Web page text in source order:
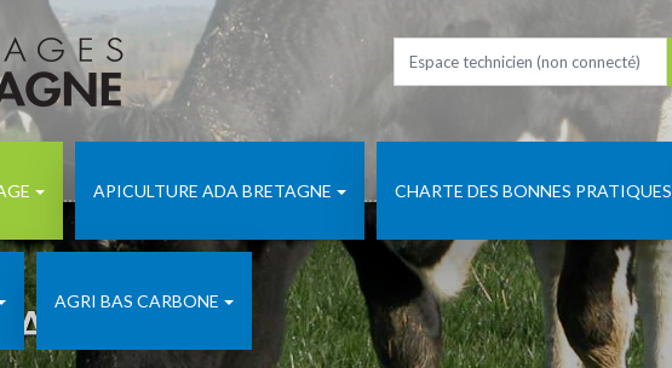
APICULTURE ADA BRETAGNE CHARTE DES BONNES PRATIQUES
AGRI BAS CARBONE